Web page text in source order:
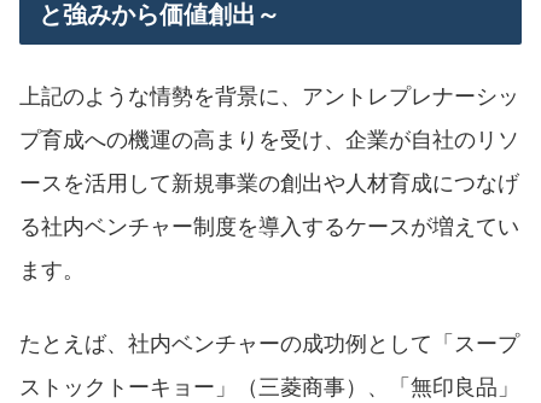
と強みから価値創出～
上記のような情勢を背景に、アントレプレナーシッ
プ育成への機運の高まりを受け、企業が自社のリソ
ースを活用して新規事業の創出や人材育成につなげ
る社内ベンチャー制度を導入するケースが増えてい
ます。
たとえば、社内ベンチャーの成功例として「スープ
ストックトーキョー」（三菱商事）、「無印良品」